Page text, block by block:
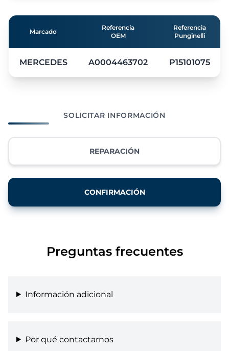
Marcado
Referencia
OEM
Referencia
Punginelli
MERCEDES A0004463702 P15101075
SOLICITAR INFORMACIÓN
REPARACIÓN
CONFIRMACIÓN
Preguntas frecuentes
Información adicional
Por qué contactarnos